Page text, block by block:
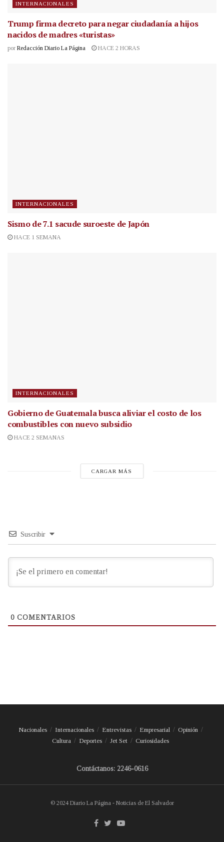
INTERNACIONALES
Trump firma decreto para negar ciudadanía a hijos
nacidos de madres «turistas»
por Redacción Diario La Página HACE 2 HORAS
INTERNACIONALES
Sismo de 7.1 sacude suroeste de Japón
HACE 1 SEMANA
INTERNACIONALES
Gobierno de Guatemala busca aliviar el costo de los
combustibles con nuevo subsidio
HACE 2 SEMANAS
CARGAR MÁS
Suscribir
0 COMENTARIOS
Nacionales Internacionales Entrevistas Empresarial
Opinión
Cultura
Deportes Jet Set Curiosidades
Contáctanos: 2246-0616
© 2024 Diario La Página - Noticias de El Salvador